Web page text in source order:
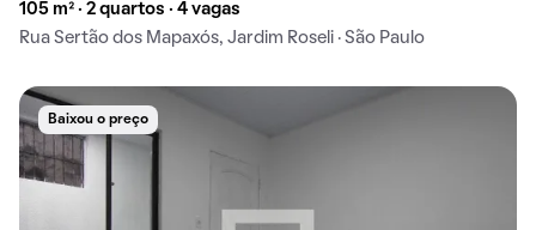
105 m² · 2 quartos · 4 vagas
Rua Sertão dos Mapaxós, Jardim Roseli · São Paulo
Baixou o preço